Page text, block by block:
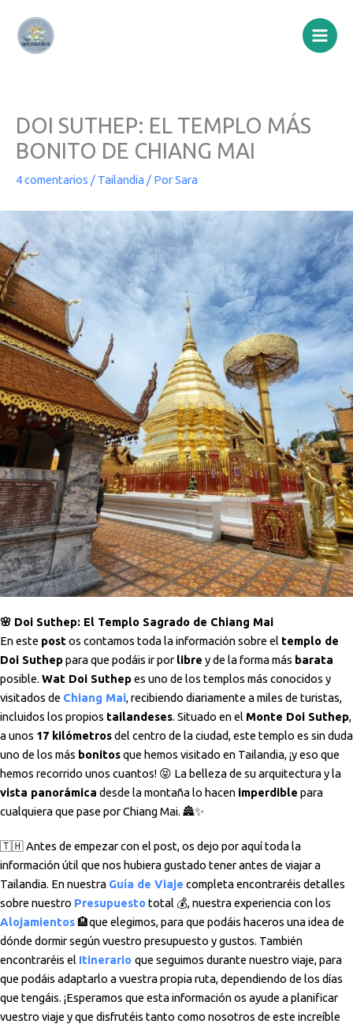
contenido
DOI SUTHEP: EL TEMPLO MÁS
BONITO DE CHIANG MAI
4 comentarios / Tailandia / PorSara
🌸 Doi Suthep: El Templo Sagrado de Chiang Mai
En este postos contamos toda la información sobre el templo de
Doi Sutheppara que podáis ir por libre y de la forma más barata
posible. Wat Doi Suthepes uno de los templos más conocidos y
visitados de Chiang Mai, recibiendo diariamente a miles de turistas,
incluidos los propios tailandeses. Situado en el Monte Doi Suthep,
a unos 17 kilómetrosdel centro de la ciudad, este templo es sin duda
uno de los más bonitosque hemos visitado en Tailandia, ¡y eso que
hemos recorrido unos cuantos! 😝 La belleza de su arquitectura y la
vista panorámica desde la montaña lo hacen imperdible para
cualquiera que pase por Chiang Mai. 🏯✨
🇹🇭 Antes de empezar con el post, os dejo por aquí toda la
información útil que nos hubiera gustado tener antes de viajar a
Tailandia. En nuestra Guía de Viaje completa encontraréis detalles
sobre nuestro Presupuestototal 💰, nuestra experiencia con los
Alojamientos 🏨que elegimos, para que podáis haceros una idea de
dónde dormir según vuestro presupuesto y gustos. También
encontraréis el Itinerario que seguimos durante nuestro viaje, para
que podáis adaptarlo a vuestra propia ruta, dependiendo de los días
que tengáis. ¡Esperamos que esta información os ayude a planificar
vuestro viaje y que disfrutéis tanto como nosotros de este increíble